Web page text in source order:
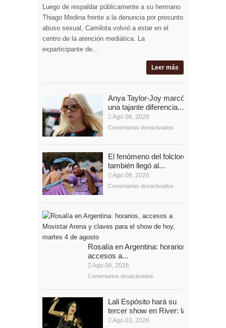
Luego de respaldar públicamente a su hermano
Thiago Medina frente a la denuncia por presunto
abuso sexual, Camilota volvió a estar en el
centro de la atención mediática. La
exparticipante de...
Leer más
Anya Taylor-Joy marcó
una tajante diferencia...
Ago 06, 2026
Comentarios desactivados
El fenómeno del folclore
también llegó al...
Ago 06, 2026
Comentarios desactivados
Rosalía en Argentina: horarios,
accesos a...
Ago 06, 2026
Comentarios desactivados
Lali Espósito hará su
tercer show en River: la...
Ago 03, 2026